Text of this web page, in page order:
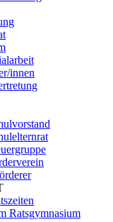
innen
Ratsgymnasium